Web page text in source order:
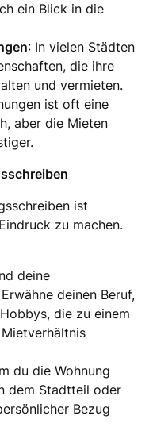
ein Blick in die
: In vielen Städten
die ihre
und vermieten.
ist oft eine
aber die Mieten
ist
zu machen.
deine
deinen Beruf,
die zu einem
du die Wohnung
dem Stadtteil oder
Bezug